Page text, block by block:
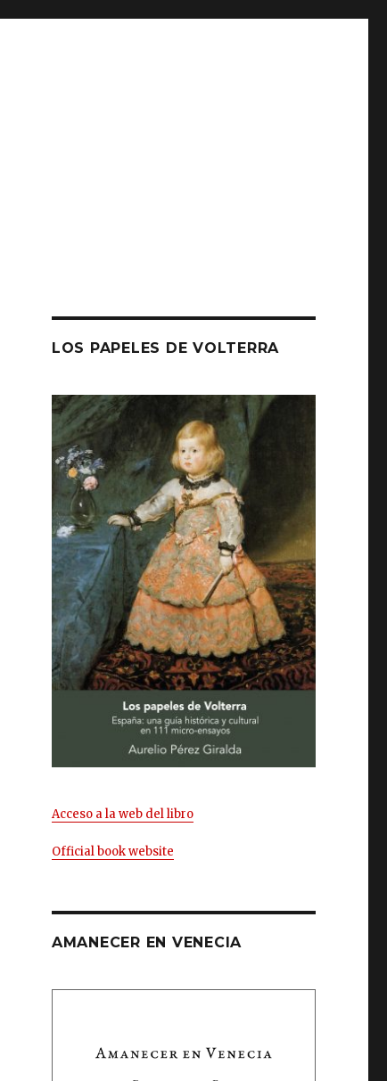
LOS PAPELES DE VOLTERRA
Acceso a la web del libro
Official book website
AMANECER EN VENECIA